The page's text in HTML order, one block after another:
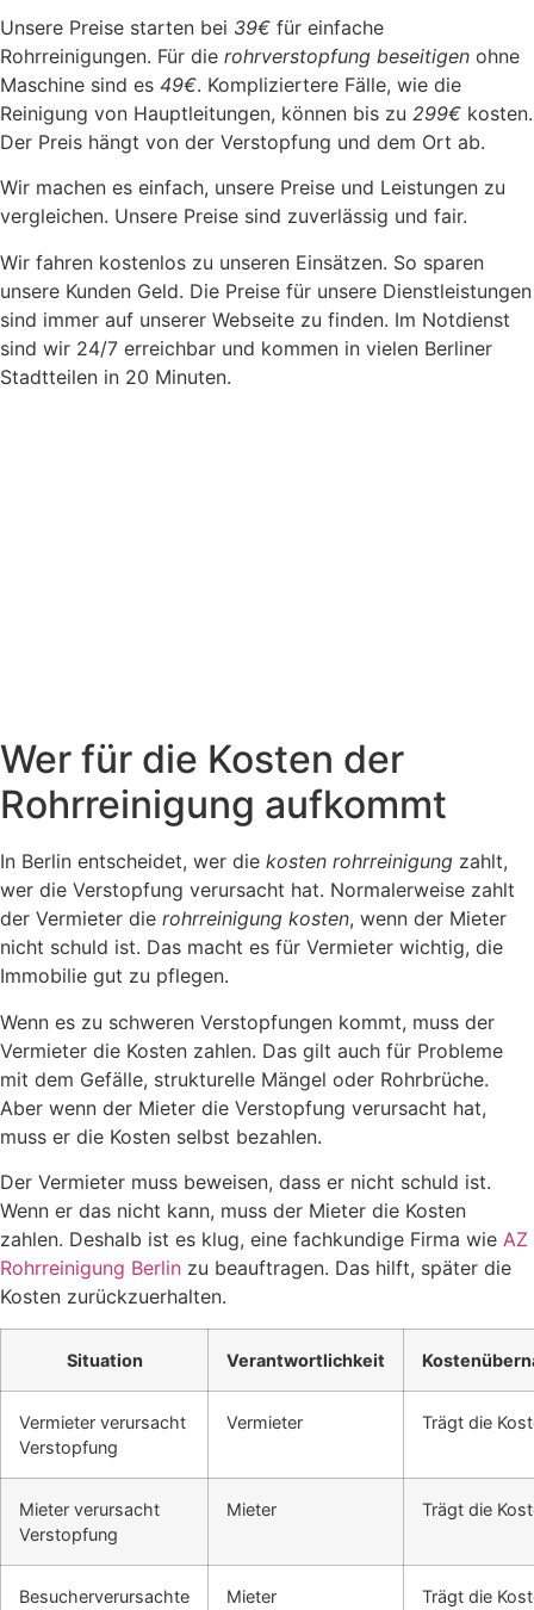
Unsere Preise starten bei 39€ für einfache
Rohrreinigungen. Für die rohrverstopfung beseitigen ohne
Maschine sind es 49€. Kompliziertere Fälle, wie die
Reinigung von Hauptleitungen, können bis zu 299€ kosten.
Der Preis hängt von der Verstopfung und dem Ort ab.
Wir machen es einfach, unsere Preise und Leistungen zu
vergleichen. Unsere Preise sind zuverlässig und fair.
Wir fahren kostenlos zu unseren Einsätzen. So sparen
unsere Kunden Geld. Die Preise für unsere Dienstleistungen
sind immer auf unserer Webseite zu finden. Im Notdienst
sind wir 24/7 erreichbar und kommen in vielen Berliner
Stadtteilen in 20 Minuten.
Wer für die Kosten der
Rohrreinigung aufkommt
In Berlin entscheidet, wer die kosten rohrreinigung zahlt,
wer die Verstopfung verursacht hat. Normalerweise zahlt
der Vermieter die rohrreinigung kosten, wenn der Mieter
nicht schuld ist. Das macht es für Vermieter wichtig, die
Immobilie gut zu pflegen.
Wenn es zu schweren Verstopfungen kommt, muss der
Vermieter die Kosten zahlen. Das gilt auch für Probleme
mit dem Gefälle, strukturelle Mängel oder Rohrbrüche.
Aber wenn der Mieter die Verstopfung verursacht hat,
muss er die Kosten selbst bezahlen.
Der Vermieter muss beweisen, dass er nicht schuld ist.
Wenn er das nicht kann, muss der Mieter die Kosten
zahlen. Deshalb ist es klug, eine fachkundige Firma wie AZ
Rohrreinigung Berlin zu beauftragen. Das hilft, später die
Kosten zurückzuerhalten.
Situation Verantwortlichkeit
Vermieter verursacht
Verstopfung
Vermieter Trägt die
Mieter verursacht
Verstopfung
Mieter Trägt die
Besucherverursachte Mieter Trägt die